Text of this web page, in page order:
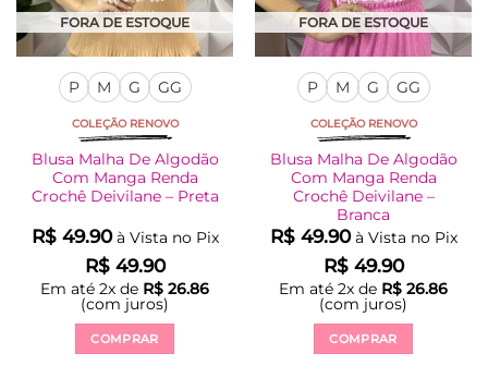
FORA DE ESTOQUE
P M G GG
COLEÇÃO RENOVO
Blusa Malha De Algodão
Com Manga Renda
Crochê Deivilane – Preta
R$49.90 à Vista no Pix
R$49.90
Em até 2x de R$ 26.86
(com juros)
COMPRAR
FORA DE ESTOQUE
P M G GG
COLEÇÃO RENOVO
Blusa Malha De Algodão
Com Manga Renda
Crochê Deivilane –
Branca
R$49.90 à Vista no Pix
R$49.90
Em até 2x de R$ 26.86
(com juros)
COMPRAR